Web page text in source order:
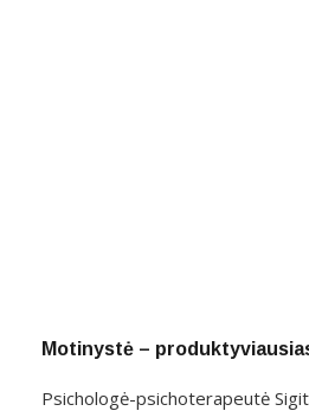
Motinystė –
Psichologė-psichoterapeutė